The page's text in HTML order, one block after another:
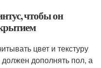
чтобы он
цвет и текстуру
дополнять пол, а